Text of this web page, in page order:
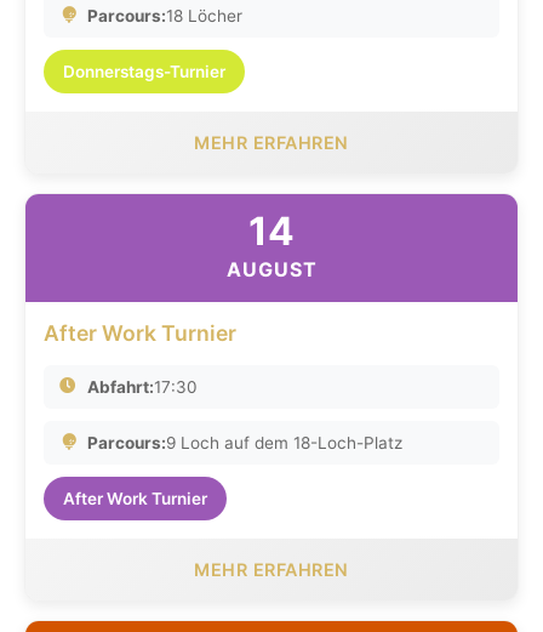
Parcours:18 Löcher
Donnerstags-Turnier
MEHR ERFAHREN
14
AUGUST
After Work Turnier
Abfahrt:17:30
Parcours:9 Loch auf dem 18-Loch-Platz
After Work Turnier
MEHR ERFAHREN